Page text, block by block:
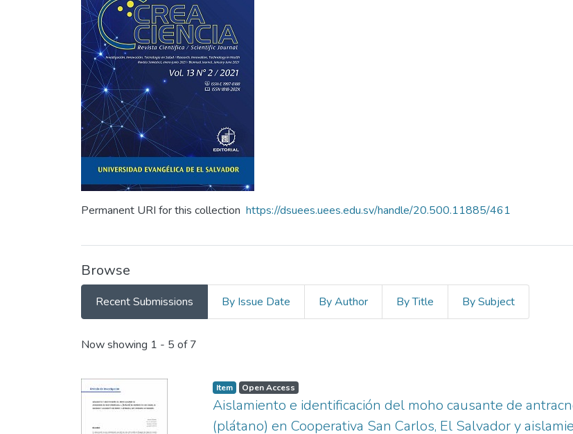
Permanent URI for this collection https://dsuees.uees.edu.sv/handle/20.500.11885/461
Browse
Recent Submissions By Issue Date By Author By Title By Subject
Recent Submissions
Now showing 1 - 5 of 7
Item Open Access
Aislamiento e identificación del moho causante de
(plátano) en Cooperativa San Carlos, El Salvador y